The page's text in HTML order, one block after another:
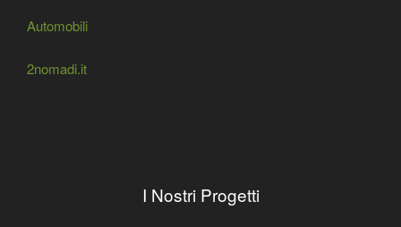
Automobili
2nomadi.it
I Nostri Progetti